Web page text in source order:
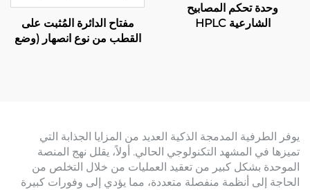
وحدة تحكم المصابيح
الشارعية HPLC
مفتاح الدائرة المُثبت على
القطب من نوع انصهار (وضع
يوفر الطرفية المدمجة الذكية العديد من المزايا الجذابة التي
تميزها في المشهد التكنولوجي الحالي. أولاً، يقلل نهج المنصة
الموحدة بشكل كبير من تعقيد العمليات من خلال التخلص من
الحاجة إلى أنظمة منفصلة متعددة، مما يؤدي إلى وفورات كبيرة